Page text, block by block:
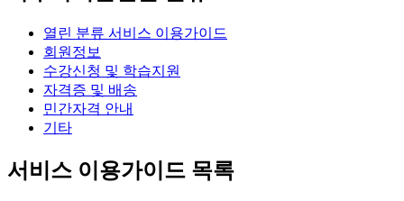
열린 분류 서비스 이용가이드
회원정보
수강신청 및 학습지원
자격증 및 배송
민간자격 안내
기타
서비스 이용가이드 목록